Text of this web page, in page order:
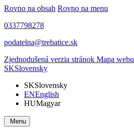
Rovno na obsah Rovno na menu
0337798278
podatelna@trebatice.sk
Zjednodušená verzia stránok Mapa webu
SKSlovensky
SKSlovensky
ENEnglish
HUMagyar
Menu